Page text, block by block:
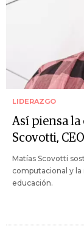
LIDERAZGO
Así piensa la
Scovotti,
Matías Scovotti
computacional y la
educación.